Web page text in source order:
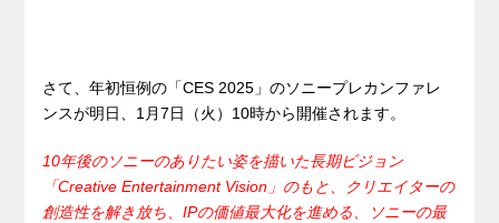
さて、年初恒例の「CES 2025」のソニープレカンファレ
ンスが明日、1月7日（火）10時から開催されます。
10年後のソニーのありたい姿を描いた長期ビジョン
「Creative Entertainment Vision」のもと、クリエイターの
創造性を解き放ち、IPの価値最大化を進める、ソニーの最